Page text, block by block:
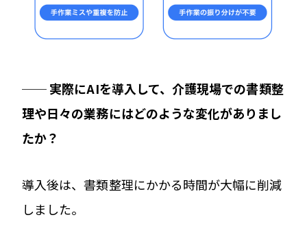
── 実際にAIを導入して、介護現場での書類整
理や日々の業務にはどのような変化がありまし
たか？
導入後は、書類整理にかかる時間が大幅に削減
しました。